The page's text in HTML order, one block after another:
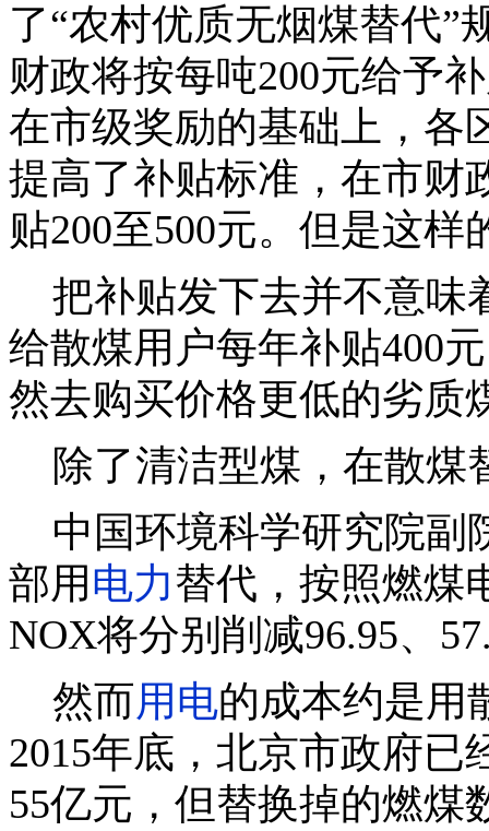
了“农村优质无烟煤替代”
财政将按每吨200元给予
在市级奖励的基础上，各
提高了补贴标准，在市财
贴200至500元。但是这
把补贴发下去并不意味
给散煤用户每年补贴400
然去购买价格更低的劣质
除了清洁型煤，在散煤
中国环境科学研究院副
部用 电力替代，按照燃煤
NOX将分别削减96.95、
然而 用电的成本约是用
2015年底，北京市政府已
55亿元，但替换掉的燃煤